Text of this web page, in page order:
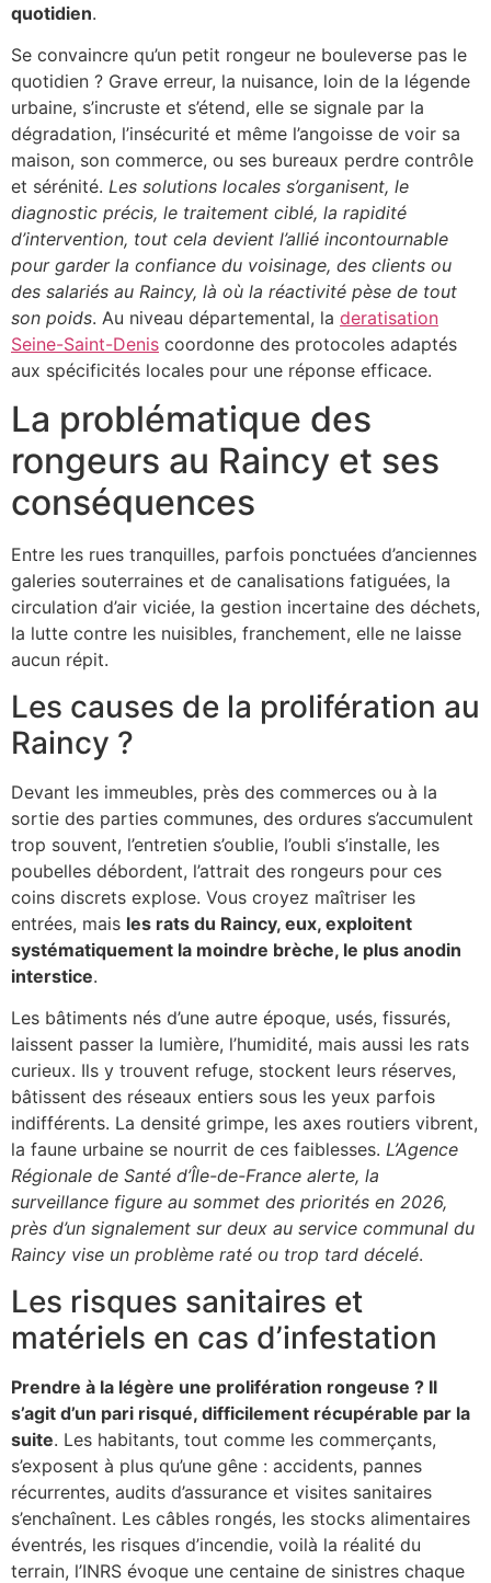
quotidien.
Se convaincre qu’un petit rongeur ne bouleverse pas le
quotidien ? Grave erreur, la nuisance, loin de la légende
urbaine, s’incruste et s’étend, elle se signale par la
dégradation, l’insécurité et même l’angoisse de voir sa
maison, son commerce, ou ses bureaux perdre contrôle
et sérénité. Les solutions locales s’organisent, le
diagnostic précis, le traitement ciblé, la rapidité
d’intervention, tout cela devient l’allié incontournable
pour garder la confiance du voisinage, des clients ou
des salariés au Raincy, là où la réactivité pèse de tout
son poids. Au niveau départemental, la deratisation
Seine-Saint-Denis coordonne des protocoles adaptés
aux spécificités locales pour une réponse efficace.
La problématique des
rongeurs au Raincy et ses
conséquences
Entre les rues tranquilles, parfois ponctuées d’anciennes
galeries souterraines et de canalisations fatiguées, la
circulation d’air viciée, la gestion incertaine des déchets,
la lutte contre les nuisibles, franchement, elle ne laisse
aucun répit.
Les causes de la prolifération au
Raincy ?
Devant les immeubles, près des commerces ou à la
sortie des parties communes, des ordures s’accumulent
trop souvent, l’entretien s’oublie, l’oubli s’installe, les
poubelles débordent, l’attrait des rongeurs pour ces
coins discrets explose. Vous croyez maîtriser les
entrées, mais les rats du Raincy, eux, exploitent
systématiquement la moindre brèche, le plus anodin
interstice.
Les bâtiments nés d’une autre époque, usés, fissurés,
laissent passer la lumière, l’humidité, mais aussi les rats
curieux. Ils y trouvent refuge, stockent leurs réserves,
bâtissent des réseaux entiers sous les yeux parfois
indifférents. La densité grimpe, les axes routiers vibrent,
la faune urbaine se nourrit de ces faiblesses. L’Agence
Régionale de Santé d’Île-de-France alerte, la
surveillance figure au sommet des priorités en 2026,
près d’un signalement sur deux au service communal du
Raincy vise un problème raté ou trop tard décelé.
Les risques sanitaires et
matériels en cas d’infestation
Prendre à la légère une prolifération rongeuse ? Il
s’agit d’un pari risqué, difficilement récupérable par la
suite. Les habitants, tout comme les commerçants,
s’exposent à plus qu’une gêne : accidents, pannes
récurrentes, audits d’assurance et visites sanitaires
s’enchaînent. Les câbles rongés, les stocks alimentaires
éventrés, les risques d’incendie, voilà la réalité du
terrain, l’INRS évoque une centaine de sinistres chaque